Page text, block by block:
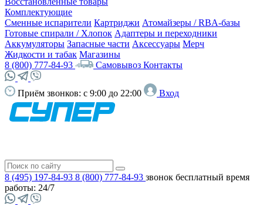
Комплектующие
Сменные испарители Картриджи Атомайзеры / RBA-базы
Готовые спирали / Хлопок Адаптеры и переходники
Аккумуляторы Запасные части Аксессуары Мерч
Жидкости и табак Магазины
8 (800) 777-84-93
Самовывоз Контакты
Приём звонков: с 9:00 до 22:00 Вход
8 (495) 197-84-93 8 (800) 777-84-93 звонок бесплатный время
работы: 24/7